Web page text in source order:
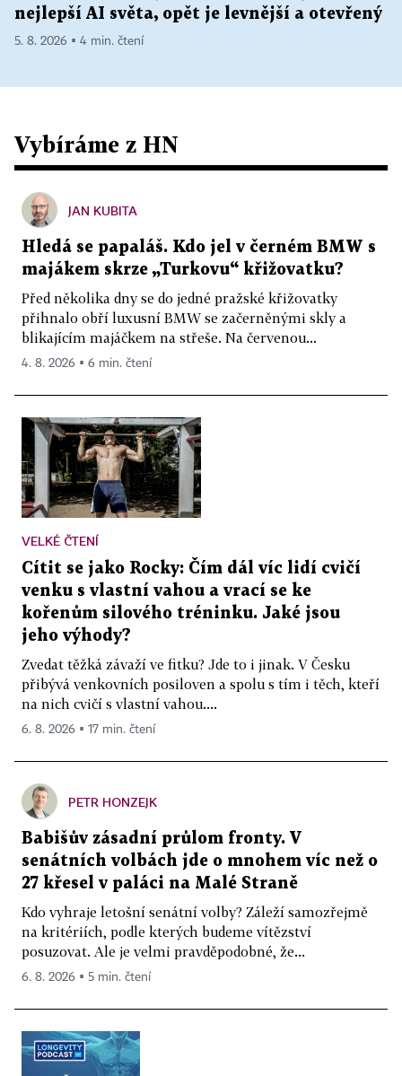
nejlepší AI světa, opět je levnější a otevřený
5. 8. 2026 ▪ 4 min. čtení
Vybíráme z HN
JAN KUBITA
Hledá se papaláš. Kdo jel v černém BMW s
majákem skrze „Turkovu“ křižovatku?
Před několika dny se do jedné pražské křižovatky
přihnalo obří luxusní BMW se začerněnými skly a
blikajícím majáčkem na střeše. Na červenou...
4. 8. 2026 ▪ 6 min. čtení
VELKÉ ČTENÍ
Cítit se jako Rocky: Čím dál víc lidí cvičí
venku s vlastní vahou a vrací se ke
kořenům silového tréninku. Jaké jsou
jeho výhody?
Zvedat těžká závaží ve fitku? Jde to i jinak. V Česku
přibývá venkovních posiloven a spolu s tím i těch, kteří
na nich cvičí s vlastní vahou....
6. 8. 2026 ▪ 17 min. čtení
PETR HONZEJK
Babišův zásadní průlom fronty. V
senátních volbách jde o mnohem víc než o
27 křesel v paláci na Malé Straně
Kdo vyhraje letošní senátní volby? Záleží samozřejmě
na kritériích, podle kterých budeme vítězství
posuzovat. Ale je velmi pravděpodobné, že...
6. 8. 2026 ▪ 5 min. čtení